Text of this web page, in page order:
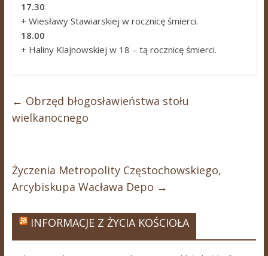
17.30
+ Wiesławy Stawiarskiej w rocznicę śmierci.
18.00
+ Haliny Klajnowskiej w 18 – tą rocznicę śmierci.
← Obrzęd błogosławieństwa stołu
wielkanocnego
Życzenia Metropolity Częstochowskiego,
Arcybiskupa Wacława Depo →
INFORMACJE Z ŻYCIA KOŚCIOŁA